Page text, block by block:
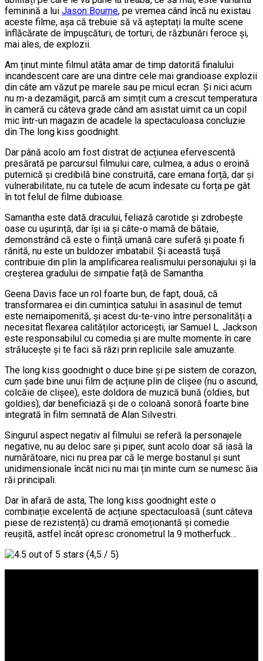
feminină a lui Jason Bourne, pe vremea când încă nu existau
aceste filme, așa că trebuie să vă așteptați la multe scene
înflăcărate de împușcături, de torturi, de răzbunări feroce și,
mai ales, de explozii.
Am ținut minte filmul atâta amar de timp datorită finalului
incandescent care are una dintre cele mai grandioase explozii
din câte am văzut pe marele sau pe micul ecran. Și nici acum
nu m-a dezamăgit, parcă am simțit cum a crescut temperatura
în cameră cu câteva grade când am asistat uimit ca un copil
mic într-un magazin de acadele la spectaculoasa concluzie
din The long kiss goodnight.
Dar până acolo am fost distrat de acțiunea efervescentă
presărată pe parcursul filmului care, culmea, a adus o eroină
puternică și credibilă bine construită, care emana forță, dar și
vulnerabilitate, nu ca tutele de acum îndesate cu forța pe gât
în tot felul de filme dubioase.
Samantha este dată dracului, feliază carotide și zdrobește
oase cu ușurință, dar își ia și câte-o mamă de bătaie,
demonstrând că este o ființă umană care suferă și poate fi
rănită, nu este un buldozer imbatabil. Și această tușă
contribuie din plin la amplificarea realismului personajului și la
creșterea gradului de simpatie față de Samantha.
Geena Davis face un rol foarte bun, de fapt, două, că
transformarea ei din cumințica satului în asasinul de temut
este nemaipomenită, și acest du-te-vino între personalități a
necesitat flexarea calităților actoricești, iar Samuel L. Jackson
este responsabilul cu comedia și are multe momente în care
strălucește și te faci să râzi prin replicile sale amuzante.
The long kiss goodnight o duce bine și pe sistem de corazon,
cum șade bine unui film de acțiune plin de clișee (nu o ascund,
colcăie de clișee), este doldora de muzică bună (oldies, but
goldies), dar beneficiază și de o coloană sonoră foarte bine
integrată în film semnată de Alan Silvestri.
Singurul aspect negativ al filmului se referă la personajele
negative, nu au deloc sare și piper, sunt acolo doar să iasă la
numărătoare, nici nu prea par că le merge bostanul și sunt
unidimensionale încât nici nu mai țin minte cum se numesc ăia
răi principali.
Dar în afară de asta, The long kiss goodnight este o
combinație excelentă de acțiune spectaculoasă (sunt câteva
piese de rezistență) cu dramă emoționantă și comedie
reușită, astfel încât opresc cronometrul la 9 motherfuck…
(4,5 / 5)